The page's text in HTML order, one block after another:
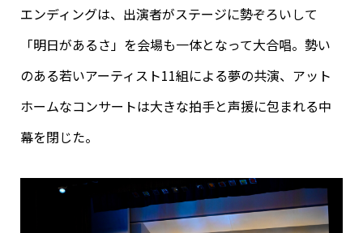
エンディングは、出演者がステージに勢ぞろいして
「明日があるさ」を会場も一体となって大合唱。勢い
のある若いアーティスト11組による夢の共演、アット
ホームなコンサートは大きな拍手と声援に包まれる中
幕を閉じた。